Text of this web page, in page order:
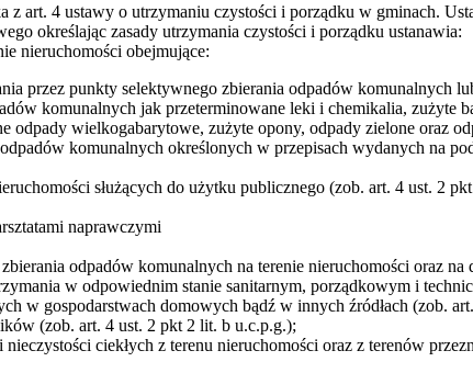
z art. 4 ustawy o utrzymaniu czystości i porządku w gminach.
określając zasady utrzymania czystości i porządku ustanawia:
nieruchomości obejmujące:
przez punkty selektywnego zbierania odpadów komunalnych
komunalnych jak przeterminowane leki i chemikalia, zużyte
odpady wielkogabarytowe, zużyte opony, odpady zielone oraz
komunalnych określonych w przepisach wydanych na
służących do użytku publicznego (zob. art. 4 ust. 2
naprawczymi
odpadów komunalnych na terenie nieruchomości oraz na
w odpowiednim stanie sanitarnym, porządkowym i
w gospodarstwach domowych bądź w innych źródłach (zob.
(zob. art. 4 ust. 2 pkt 2 lit. b u.c.p.g.);
ciekłych z terenu nieruchomości oraz z terenów